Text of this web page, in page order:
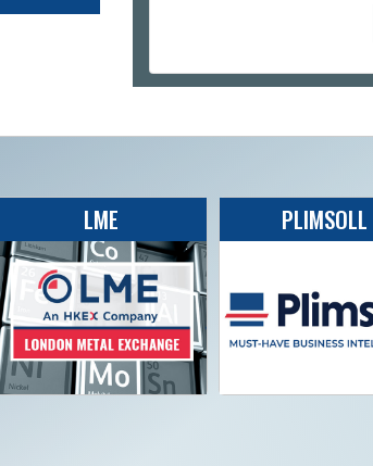
LME PLIMSOLL